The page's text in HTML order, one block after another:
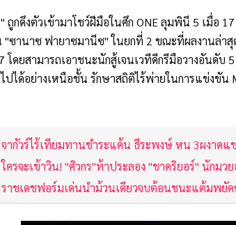
ถูกดึงตัวเข้ามาโชว์ฝีมือในศึก ONE ลุมพินี 5 เมื่อ
ซานาซ ฟายาซมานีซ" ในยกที่ 2 ขณะที่ผลงานล่าสุ
โดยสามารถเอาชนะนักสู้เจนเวทีดีกรีมือวางอันดับ
ปได้อย่างเหนือชั้น รักษาสถิติไร้พ่ายในการแข่งขั
จากัวร์ไร้เทียมทานชำระแค้น ธีระพงษ์ หน 3ผงาด
ใครจะเข้าวิน! "ศิวกร"ท้าประลอง "ชาคริยอร์" นักมว
ราชเดชฟอร์มเด่นนำม้วนเดียวจบต้อนชนะแต้มพยัค